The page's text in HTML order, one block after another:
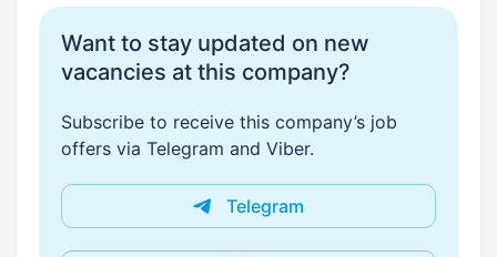
Want to stay updated on new
vacancies at this company?
Subscribe to receive this company’s job
offers via Telegram and Viber.
Telegram